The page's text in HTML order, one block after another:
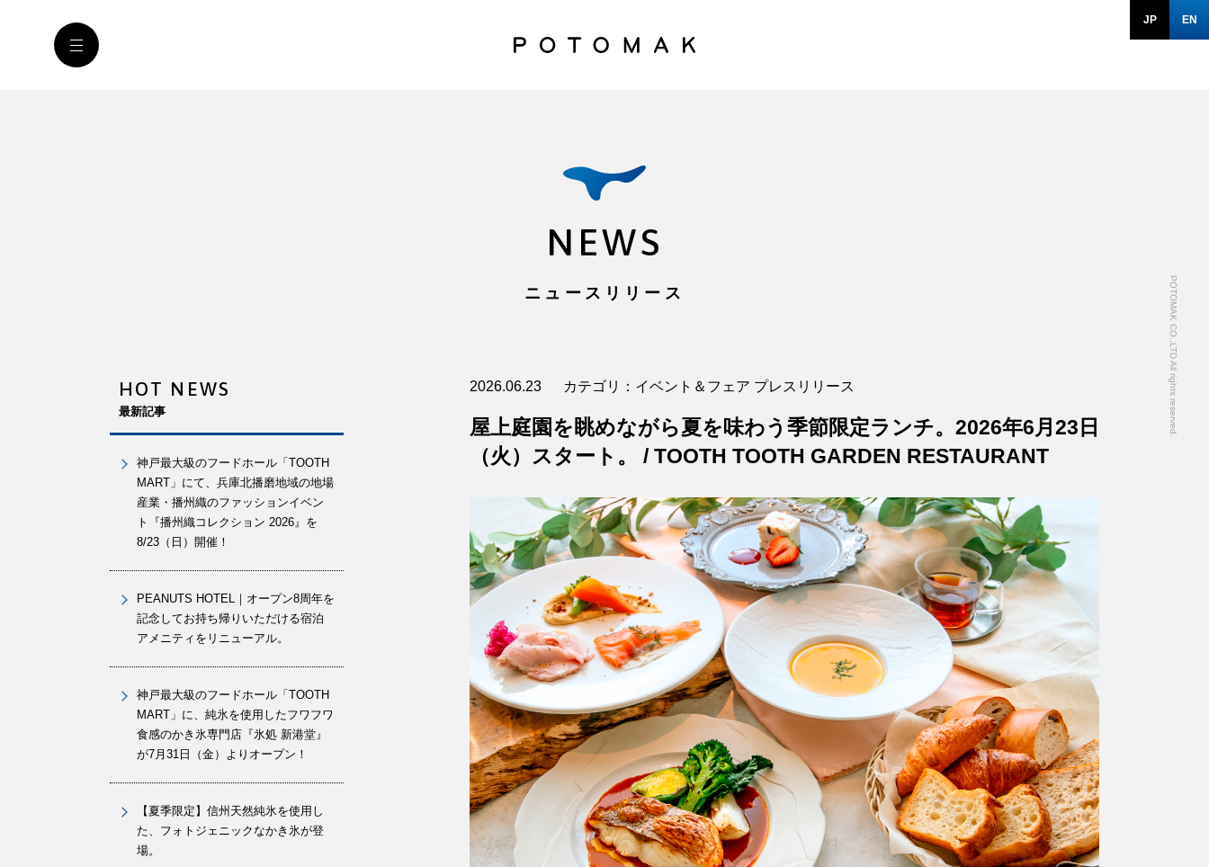
JP EN
NEWS
ニュースリリース
2026.06.23 カテゴリ：イベント＆フェア プレスリリース
屋上庭園を眺めながら夏を味わう季節限定ランチ。2026年6月23日
（火）スタート。 / TOOTH TOOTH GARDEN RESTAURANT
HOT NEWS
最新記事
神戸最大級のフードホール「TOOTH
MART」にて、兵庫北播磨地域の地場
産業・播州織のファッションイベン
ト『播州織コレクション 2026』を
8/23（日）開催！
PEANUTS HOTEL｜オープン8周年を
記念してお持ち帰りいただける宿泊
アメニティをリニューアル。
神戸最大級のフードホール「TOOTH
MART」に、純氷を使用したフワフワ
食感のかき氷専門店『氷処 新港堂』
が7月31日（金）よりオープン！
【夏季限定】信州天然純氷を使用し
た、フォトジェニックなかき氷が登
場。
POTOMAK CO.,LTD All rights reserved.